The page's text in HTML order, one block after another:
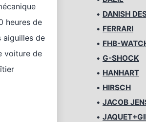
heures de
aiguilles de
voiture de
• DANISH
• FERRARI
• FHB-
• G-SHOCK
• HANHART
• HIRSCH
• JACOB
•